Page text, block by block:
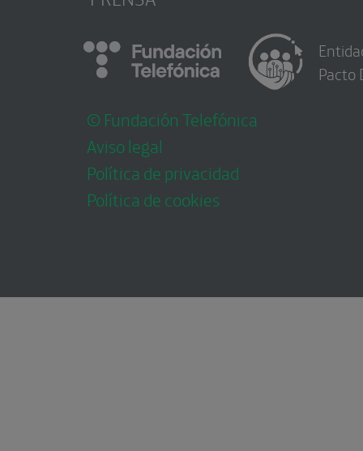
© Fundación Telefónica
Aviso legal
Política de privacidad
Política de cookies
Pacto